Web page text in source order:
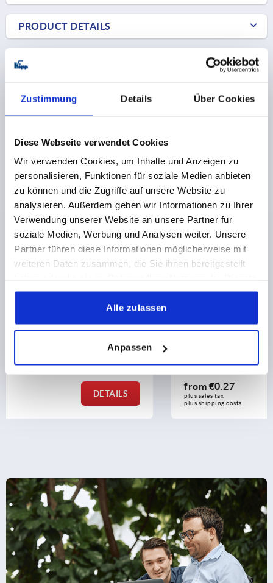
Zustimmung Details Über Cookies
Diese Webseite verwendet Cookies
Wir verwenden Cookies, um Inhalte und Anzeigen zu
personalisieren, Funktionen für soziale Medien anbieten
zu können und die Zugriffe auf unsere Website zu
analysieren. Außerdem geben wir Informationen zu Ihrer
Verwendung unserer Website an unsere Partner für
soziale Medien, Werbung und Analysen weiter. Unsere
Partner führen diese Informationen möglicherweise mit
weiteren Daten zusammen, die Sie ihnen bereitgestellt
gesammelt haben.
Alle zulassen
Anpassen
PRODUCT DETAILS
DOWNLOADS
Discover our product range
NEW
K1130
hexagon socket DIN 908
€0.27
plus shipping costs
DETAILS